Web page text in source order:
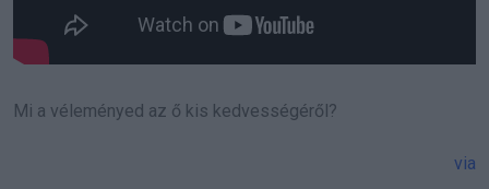
Mi a véleményed az ő kis kedvességéről?
via